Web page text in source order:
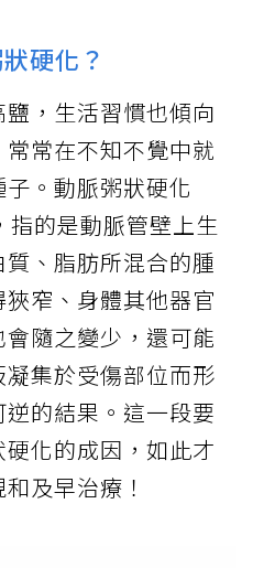
硬化？
，生活習慣也傾向
常在不知不覺中就
。動脈粥狀硬化
指的是動脈管壁上生
、脂肪所混合的腫
窄、身體其他器官
隨之變少，還可能
集於受傷部位而形
的結果。這一段要
化的成因，如此才
及早治療！